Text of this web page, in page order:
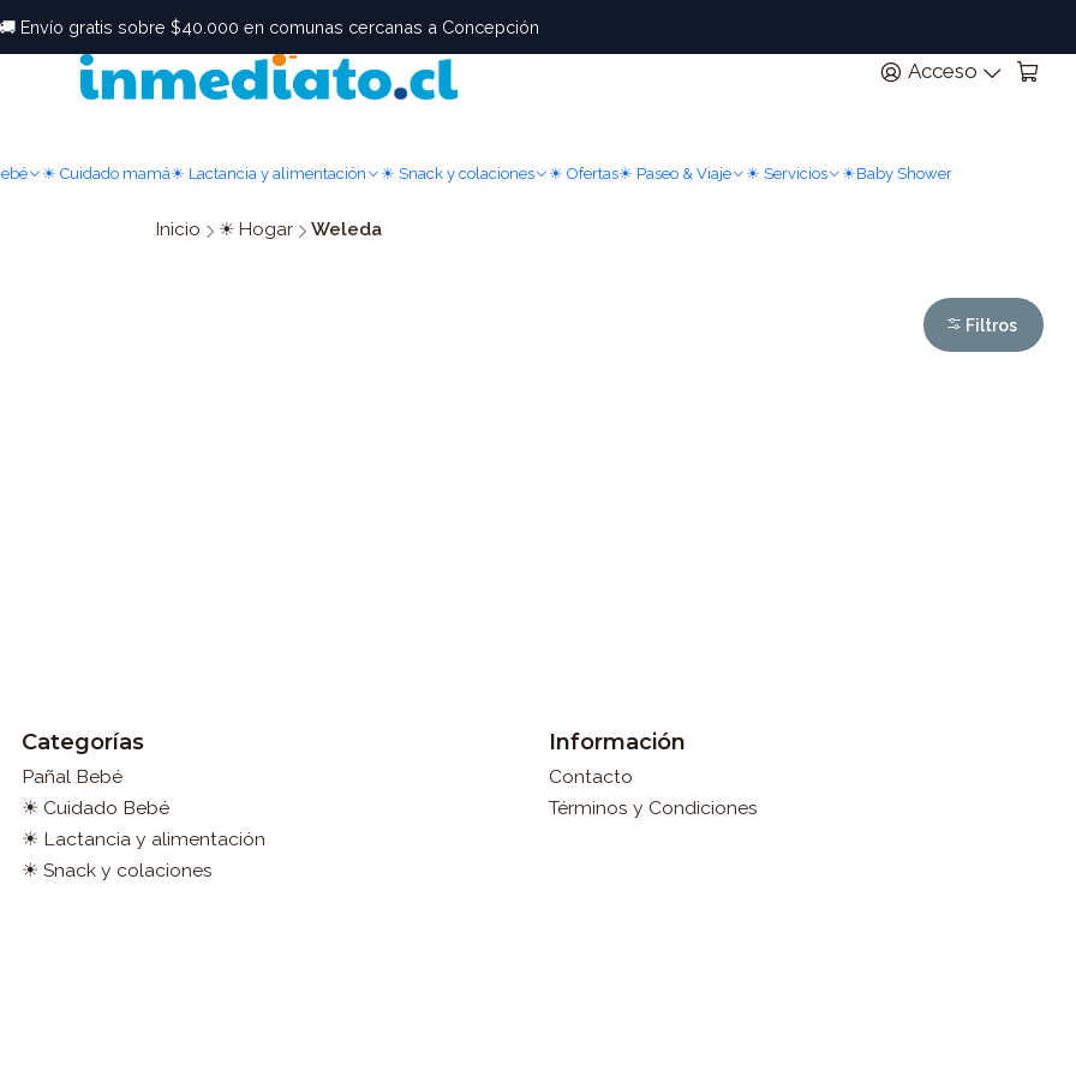
Acceso
☀ Cuidado mamá☀ Lactancia y alimentación ☀ Snack y colaciones ☀ Ofertas☀ Paseo & Viaje ☀ Servicios ☀Baby Shower
🚚 Envío gratis sobre $40.000 en comunas cercanas a Concepción
Inicio ☀ Hogar Weleda
Filtros
Categorías
Pañal Bebé
☀ Cuidado Bebé
☀ Lactancia y alimentación
☀ Snack y colaciones
Información
Contacto
Términos y Condiciones